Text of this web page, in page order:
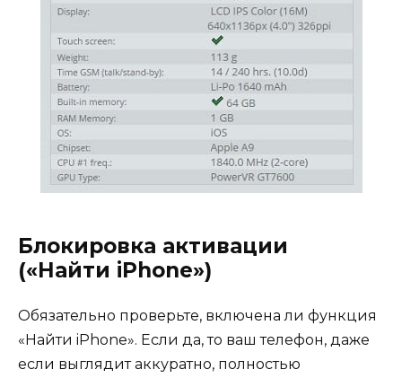
Блокировка активации
(«Найти iPhone»)
Обязательно проверьте, включена ли функция
«Найти iPhone». Если да, то ваш телефон, даже
если выглядит аккуратно, полностью